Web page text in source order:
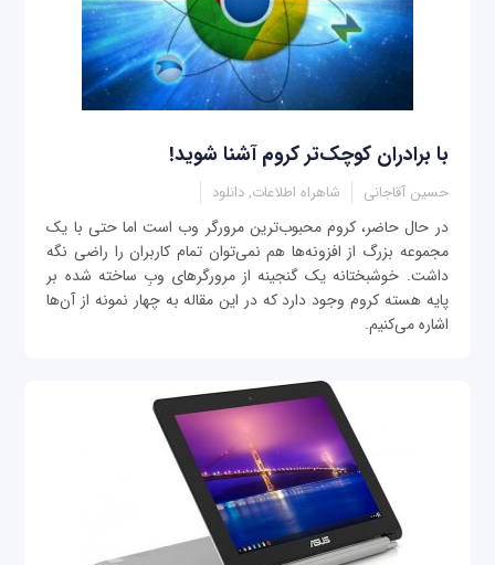
با برادران کوچک‌تر کروم آشنا شوید!
حسین آقاجانی شاهراه اطلاعات, دانلود
در حال حاضر، کروم محبوب‌ترین مرورگر وب است اما حتی با یک
مجموعه بزرگ از افزونه‌ها هم نمی‌توان تمام کاربران را راضی نگه
داشت. خوشبختانه یک گنجینه از مرورگرهای وبِ ساخته شده بر
پایه هسته کروم وجود دارد که در این مقاله به چهار نمونه از آن‌ها
اشاره می‌کنیم.